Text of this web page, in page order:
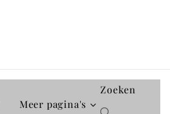
Meer pagina's
Zoeken